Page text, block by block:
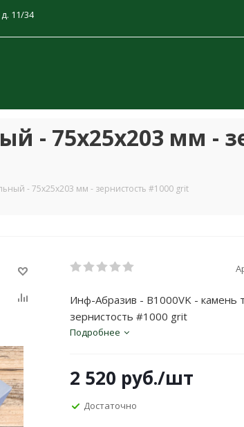
11/34
- 75x25x203 мм -
- 75x25x203 мм - зернистость #1000 grit
Инф-Абразив - B1000VK - камень
зернистость #1000 grit
Подробнее
2 520 руб./шт
Достаточно